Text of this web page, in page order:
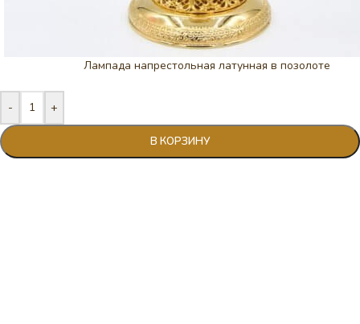
Лампада напрестольная латунная в позолоте
- +
В КОРЗИНУ